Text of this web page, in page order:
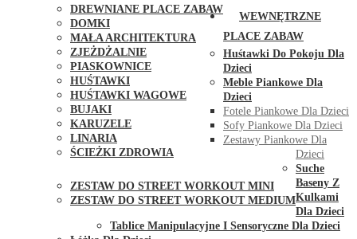
DREWNIANE PLACE ZABAW
DOMKI
MAŁA ARCHITEKTURA
ZJEŻDŻALNIE
PIASKOWNICE
HUŚTAWKI
HUŚTAWKI WAGOWE
BUJAKI
KARUZELE
LINARIA
ŚCIEŻKI ZDROWIA
ZESTAW DO STREET WORKOUT MINI
ZESTAW DO STREET WORKOUT MEDIUM
WEWNĘTRZNE
PLACE ZABAW
Huśtawki Do Pokoju Dla
Dzieci
Meble Piankowe Dla
Dzieci
Fotele Piankowe Dla Dzieci
Sofy Piankowe Dla Dzieci
Zestawy Piankowe Dla
Dzieci
Suche
Baseny Z
Kulkami
Dla Dzieci
Tablice Manipulacyjne I Sensoryczne Dla Dzieci